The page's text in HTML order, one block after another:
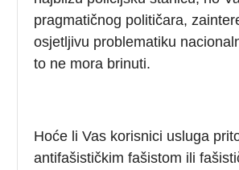
pragmatičnog političara,
osjetljivu problematiku
to ne mora brinuti.
Hoće li Vas korisnici usluga
antifašističkim fašistom ili